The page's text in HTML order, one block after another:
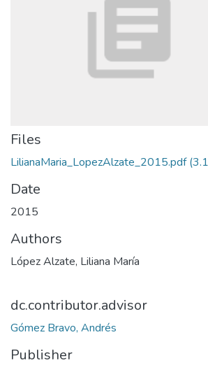
Files
LilianaMaria_LopezAlzate_2015.pdf
Date
2015
Authors
López Alzate, Liliana María
dc.contributor.advisor
Gómez Bravo, Andrés
Publisher